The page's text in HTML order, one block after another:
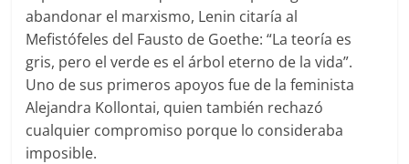
abandonar el marxismo, Lenin citaría al
Mefistófeles del Fausto de Goethe: “La teoría es
gris, pero el verde es el árbol eterno de la vida”.
Uno de sus primeros apoyos fue de la feminista
Alejandra Kollontai, quien también rechazó
cualquier compromiso porque lo consideraba
imposible.